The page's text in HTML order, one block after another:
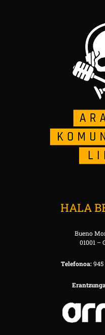
HALA
Bueno
01001 –
Telefonoa:945